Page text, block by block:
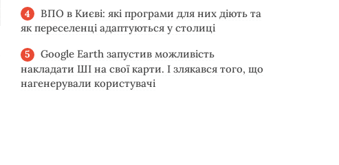
ВПО в Києві: які програми для них діють та
як переселенці адаптуються у столиці
Google Earth запустив можливість
накладати ШІ на свої карти. І злякався того, що
нагенерували користувачі